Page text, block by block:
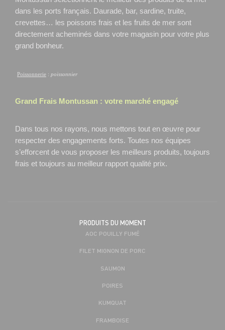
dans les ports français. Daurade, bar, sardine, truite,
crevettes… les poissons frais et les fruits de mer sont
directement acheminés dans votre magasin pour votre plus
grand bonheur.
Poissonnerie : poissonnier
Grand Frais Montussan : votre marché engagé
Dans tous nos rayons, nous mettons tout en œuvre pour
respecter des engagements forts. Toutes nos équipes
s’efforcent de vous proposer les meilleurs produits, toujours
frais et toujours au meilleur rapport qualité prix.
PRODUITS DU MOMENT
AOC POUILLY FUMÉ
FILET MIGNON DE PORC
SAUMON
POIRES
KUMQUAT
FRAMBOISE